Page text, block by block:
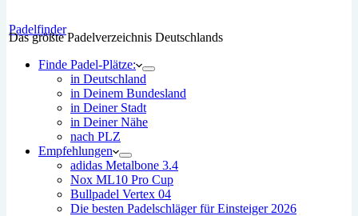
Padelfinder
Das größte Padelverzeichnis Deutschlands
Finde Padel-Plätze:
in Deutschland
in Deinem Bundesland
in Deiner Stadt
in Deiner Nähe
nach PLZ
Empfehlungen
adidas Metalbone 3.4
Nox ML10 Pro Cup
Bullpadel Vertex 04
Die besten Padelschläger für Einsteiger 2026